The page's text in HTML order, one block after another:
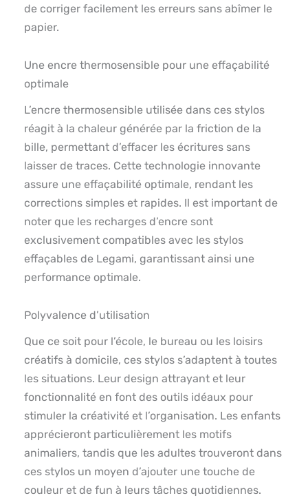
de corriger facilement les erreurs sans abîmer le
papier.
Une encre thermosensible pour une effaçabilité
optimale
L’encre thermosensible utilisée dans ces stylos
réagit à la chaleur générée par la friction de la
bille, permettant d’effacer les écritures sans
laisser de traces. Cette technologie innovante
assure une effaçabilité optimale, rendant les
corrections simples et rapides. Il est important de
noter que les recharges d’encre sont
exclusivement compatibles avec les stylos
effaçables de Legami, garantissant ainsi une
performance optimale.
Polyvalence d’utilisation
Que ce soit pour l’école, le bureau ou les loisirs
créatifs à domicile, ces stylos s’adaptent à toutes
les situations. Leur design attrayant et leur
fonctionnalité en font des outils idéaux pour
stimuler la créativité et l’organisation. Les enfants
apprécieront particulièrement les motifs
animaliers, tandis que les adultes trouveront dans
ces stylos un moyen d’ajouter une touche de
couleur et de fun à leurs tâches quotidiennes.